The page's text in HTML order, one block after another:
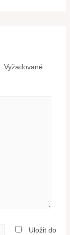
Vyžadované
Uložit do